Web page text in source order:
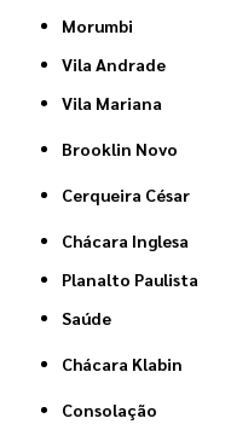
Morumbi
Vila Andrade
Vila Mariana
Brooklin Novo
Cerqueira César
Chácara Inglesa
Planalto Paulista
Saúde
Chácara Klabin
Consolação